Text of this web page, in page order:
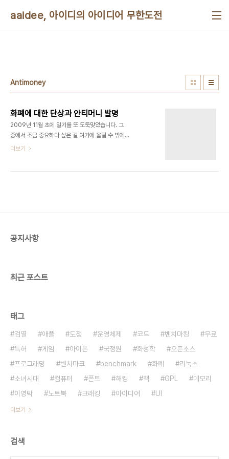
aaidee, 아이디의 아이디어 무한도전
Antimoney
화폐에 대한 단상과 안티머니 발명
2009년 11월 초에 일기를 또 도둑맞았습니다. 그
중에서 조금 중요하다 싶은 걸 여기에 올릴 수 밖에
없네요. 사람들은 모두들 돈을 가지려고 합니다. 그렇
는 행위가 안티머니와 상당히 유사합니다. 희락애노
더보기
공지사항
최근 포스트
태그
검열 애플 도청 운영체제 코드 벤치마킹
무료
특허
게임 아이폰 국정원 화성학
오픈소스
프로그래밍
벤치마크 benchmark 화폐
리눅스
소녀시대
컴퓨터 폰트 해킹 책 GPL
메모리
이명박
노트북 크래킹 아이디어 UI
더보기
검색